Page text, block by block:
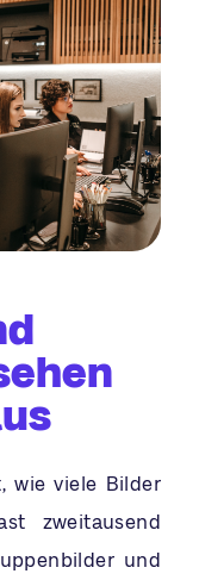
wie viele Bilder
zweitausend
und